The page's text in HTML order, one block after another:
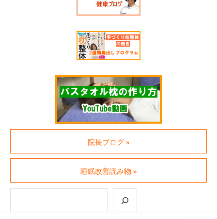
院長ブログ »
睡眠改善読み物 »